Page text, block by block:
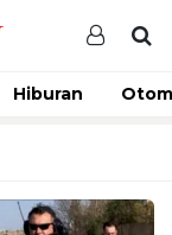
Hiburan